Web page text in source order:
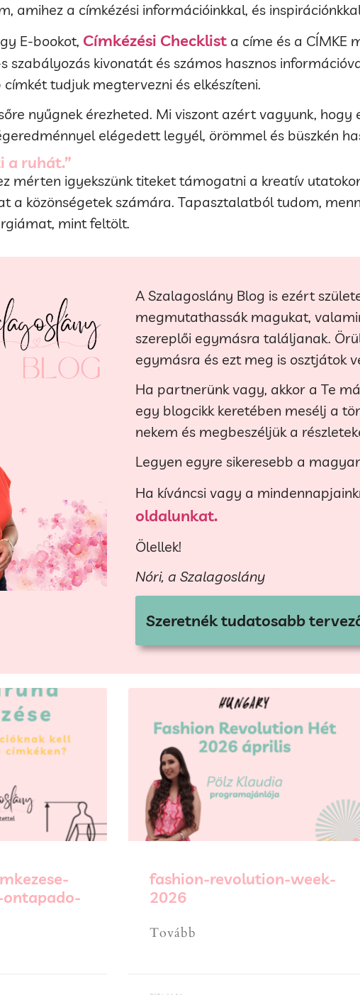
amihez a címkézési információinkkal, és
E-bookot, Címkézési Checklist a címe és a CÍMKE
szabályozás kivonatát és számos hasznos
tudjuk megtervezni és elkészíteni.
nyűgnek érezheted. Mi viszont azért vagyunk,
elégedett legyél, örömmel és büszkén
a ruhát.”
mérten igyekszünk titeket támogatni a kreatív
a közönségetek számára. Tapasztalatból tudom,
mint feltölt.
A Szalagoslány Blog is ezért
megmutathassák magukat,
szereplői egymásra találjanak.
egymásra és ezt meg is osztjátok
Ha partnerünk vagy, akkor a Te
egy blogcikk keretében mesélj a
nekem és megbeszéljük a
Legyen egyre sikeresebb a
Ha kíváncsi vagy a
oldalunkat.
Ölellek!
Nóri, a Szalagoslány
Szeretnék tudatosabb
fashion-revolution-week-
2026
Tovább